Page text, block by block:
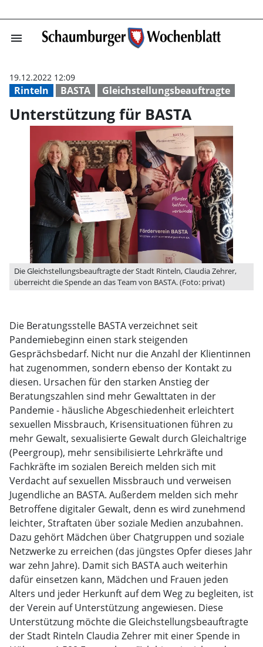
menu Unterstützung
Rinteln BASTA Gleichstellungsbeauftragte
19.12.2022 12:09
Unterstützung für BASTA
Die Gleichstellungsbeauftragte der Stadt Rinteln, Claudia Zehrer,
überreicht die Spende an das Team von BASTA. (Foto: privat)
Die Beratungsstelle BASTA verzeichnet seit
Pandemiebeginn einen stark steigenden
Gesprächsbedarf. Nicht nur die Anzahl der Klientinnen
hat zugenommen, sondern ebenso der Kontakt zu
diesen. Ursachen für den starken Anstieg der
Beratungszahlen sind mehr Gewalttaten in der
Pandemie - häusliche Abgeschiedenheit erleichtert
sexuellen Missbrauch, Krisensituationen führen zu
mehr Gewalt, sexualisierte Gewalt durch Gleichaltrige
(Peergroup), mehr sensibilisierte Lehrkräfte und
Fachkräfte im sozialen Bereich melden sich mit
Verdacht auf sexuellen Missbrauch und verweisen
Jugendliche an BASTA. Außerdem melden sich mehr
Betroffene digitaler Gewalt, denn es wird zunehmend
leichter, Straftaten über soziale Medien anzubahnen.
Dazu gehört Mädchen über Chatgruppen und soziale
Netzwerke zu erreichen (das jüngstes Opfer dieses Jahr
war zehn Jahre). Damit sich BASTA auch weiterhin
dafür einsetzen kann, Mädchen und Frauen jeden
Alters und jeder Herkunft auf dem Weg zu begleiten, ist
der Verein auf Unterstützung angewiesen. Diese
Unterstützung möchte die Gleichstellungsbeauftragte
der Stadt Rinteln Claudia Zehrer mit einer Spende in